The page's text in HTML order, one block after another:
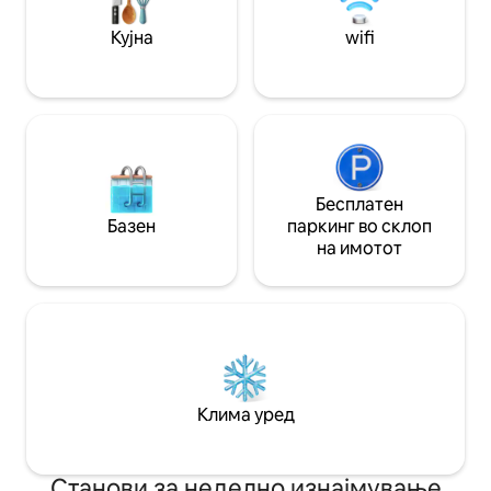
можеме, па дури и повеќе, и тоа не
само за првата ноќ, туку за ЦЕЛИОТ
Кујна wifi
Базен
Бесплатен
паркинг во склоп
на имотот
Клима уред